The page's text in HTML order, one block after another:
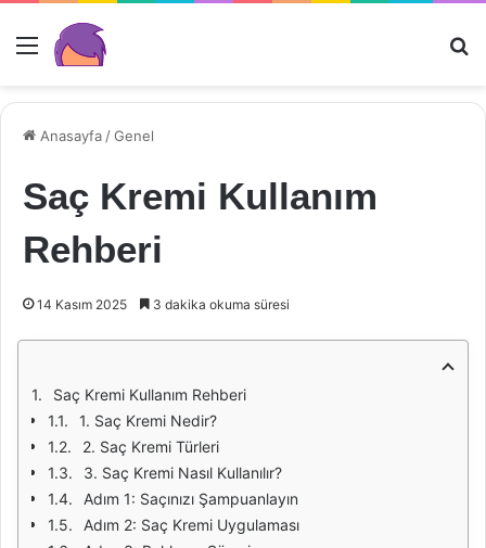
Menü
Anasayfa /Genel
Saç Kremi Kullanım
Rehberi
14 Kasım 2025 3 dakika okuma süresi
Saç Kremi Kullanım Rehberi
1. Saç Kremi Nedir?
2. Saç Kremi Türleri
3. Saç Kremi Nasıl Kullanılır?
Adım 1: Saçınızı Şampuanlayın
Adım 2: Saç Kremi Uygulaması